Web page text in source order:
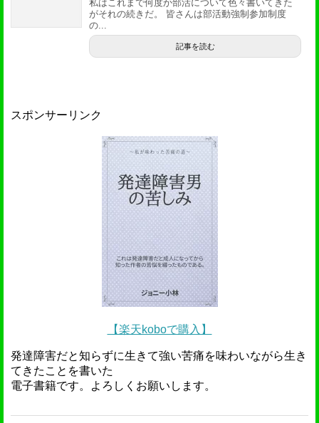
私はこれまで何度か部活について色々書いてきた
がそれの続きだ。 皆さんは部活動強制参加制度
の...
記事を読む
スポンサーリンク
【楽天koboで購入】
発達障害だと知らずに生きて強い苦痛を味わいながら生き
てきたことを書いた
電子書籍です。よろしくお願いします。